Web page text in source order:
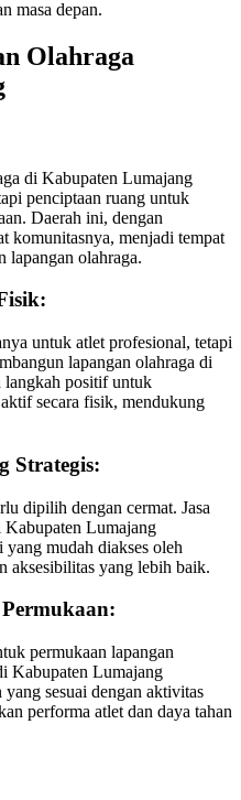
masa depan.
Olahraga
di Kabupaten Lumajang
penciptaan ruang untuk
Daerah ini, dengan
komunitasnya, menjadi tempat
lapangan olahraga.
untuk atlet profesional, tetapi
lapangan olahraga di
langkah positif untuk
secara fisik, mendukung
Strategis:
dipilih dengan cermat. Jasa
Kabupaten Lumajang
mudah diakses oleh
aksesibilitas yang lebih baik.
permukaan lapangan
Kabupaten Lumajang
sesuai dengan aktivitas
performa atlet dan daya tahan